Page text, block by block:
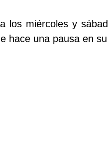
los miércoles y
hace una pausa en